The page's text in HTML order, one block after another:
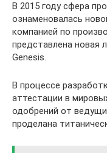
В 2015 году сфера
ознаменовалась
компанией по
представлена новая
Genesis.
В процессе
аттестации в
одобрений от
проделана